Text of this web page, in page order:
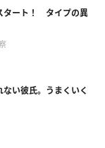
タート！ タイプの異
ない彼氏。うまくいく